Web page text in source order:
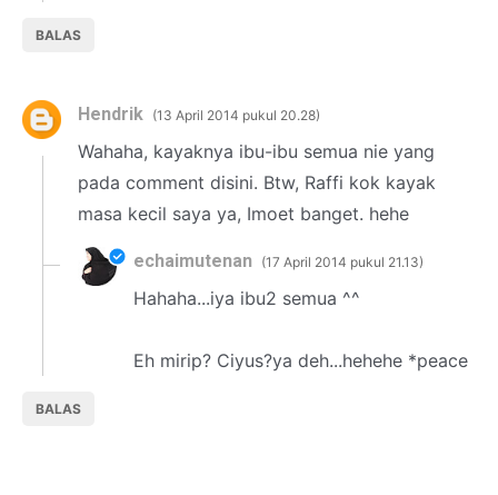
BALAS
Hendrik 13 April 2014 pukul 20.28
Wahaha, kayaknya ibu-ibu semua nie yang
pada comment disini. Btw, Raffi kok kayak
masa kecil saya ya, Imoet banget. hehe
BALAS
echaimutenan 17 April 2014 pukul 21.13
Hahaha...iya ibu2 semua ^^
Eh mirip? Ciyus?ya deh...hehehe *peace